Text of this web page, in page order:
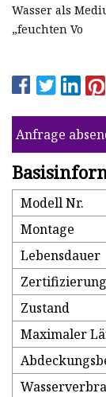
Wasser als
„feuchten Vo
Anfrage
Modell Nr.
Montage
Lebensdauer
Zertifizierung
Zustand
Maximaler